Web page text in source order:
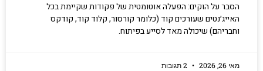
הסבר על הוקים: הפעלה אוטומטית של פקודות שקיימת בכל
האייג׳נטים שעורכים קוד (כלומר קורסור, קלוד קוד, קודקס
וחבריהם) שיכולה מאד לסייע בפיתוח.
מאי 26, 2026